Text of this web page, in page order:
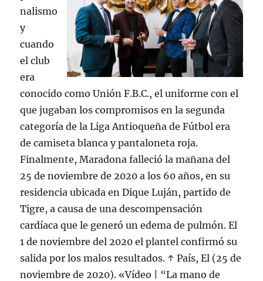
nalismo
y
cuando
el club
era
conocido como Unión F.B.C., el uniforme con el
que jugaban los compromisos en la segunda
categoría de la Liga Antioqueña de Fútbol era
de camiseta blanca y pantaloneta roja.
Finalmente, Maradona falleció la mañana del
25 de noviembre de 2020 a los 60 años, en su
residencia ubicada en Dique Luján, partido de
Tigre, a causa de una descompensación
cardíaca que le generó un edema de pulmón. El
1 de noviembre del 2020 el plantel confirmó su
salida por los malos resultados. ↑ País, El (25 de
noviembre de 2020). «Vídeo | “La mano de